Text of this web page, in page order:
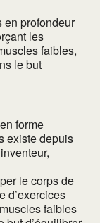
en profondeur
les
faibles,
le but
forme
existe depuis
le corps de
d’exercices
faibles